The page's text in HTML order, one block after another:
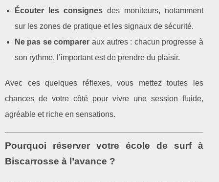
Écouter les consignesdes moniteurs, notamment
sur les zones de pratique et les signaux de sécurité.
Ne pas se comparer aux autres : chacun progresse à
son rythme, l’important est de prendre du plaisir.
Avec ces quelques réflexes, vous mettez toutes les
chances de votre côté pour vivre une session fluide,
agréable et riche en sensations.
Pourquoi réserver votre école de surf à
Biscarrosse à l’avance ?